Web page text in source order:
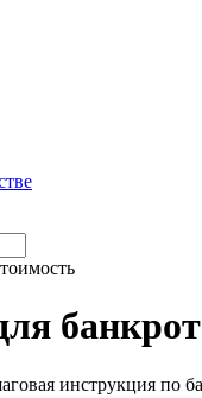
инструкция по